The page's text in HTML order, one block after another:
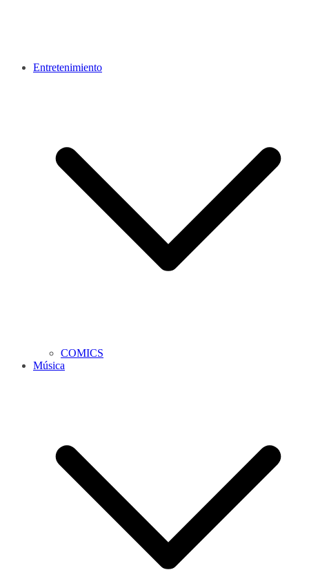
Entretenimiento
COMICS
Música